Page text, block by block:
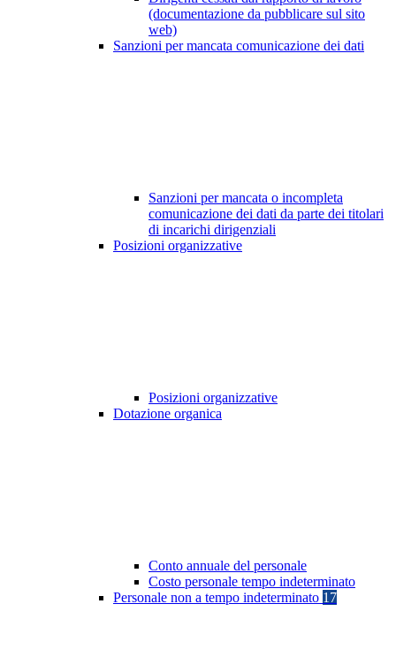
(documentazione da pubblicare sul sito
web)
Sanzioni per mancata comunicazione dei dati
Sanzioni per mancata o incompleta
comunicazione dei dati da parte dei titolari
di incarichi dirigenziali
Posizioni organizzative
Posizioni organizzative
Dotazione organica
Conto annuale del personale
Costo personale tempo indeterminato
Personale non a tempo indeterminato 17